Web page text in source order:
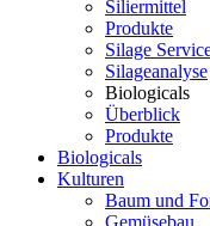
Siliermittel
Produkte
Silage
Silageanalyse
Biologicals
Überblick
Produkte
Biologicals
Kulturen
Baum und
Gemüsebau